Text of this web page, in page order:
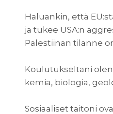
Haluankin, että
ja tukee USA:n
Palestiinan tilanne
Koulutukseltani
kemia, biologia,
Sosiaaliset taitoni